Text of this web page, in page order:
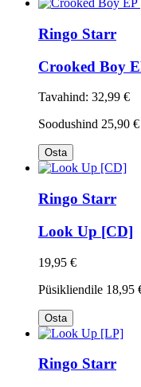
Ringo Starr
Crooked Boy
Tavahind: 32,99 €
Soodushind 25,90 €
Osta
Ringo Starr
Look Up [CD]
19,95 €
Püsikliendile 18,95
Osta
Ringo Starr